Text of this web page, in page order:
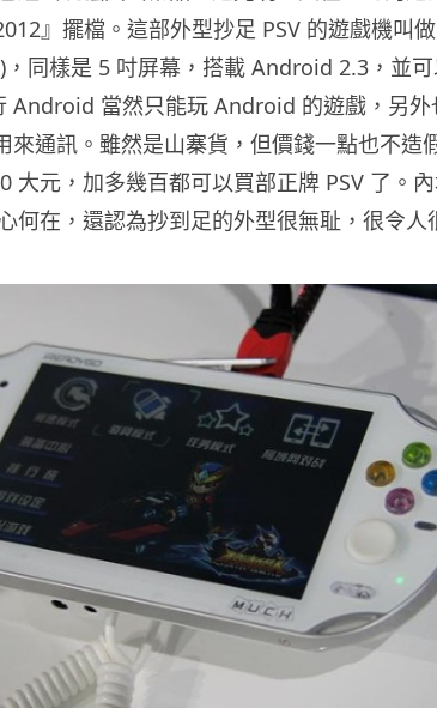
』擺檔。這部外型抄足 PSV 的遊戲機叫做
，同樣是 5 吋屏幕，搭載 Android 2.3，並
Android 當然只能玩 Android 的遊戲，另外
來通訊。雖然是山寨貨，但價錢一點也不造
大元，加多幾百都可以買部正牌 PSV 了。
何在，還認為抄到足的外型很無耻，很令人